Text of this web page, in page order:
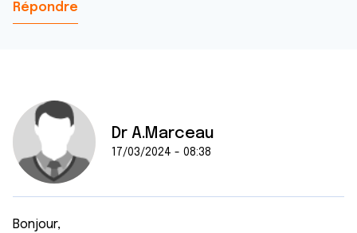
Répondre
Dr A.Marceau
17/03/2024 - 08:38
Bonjour,